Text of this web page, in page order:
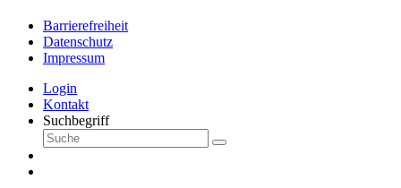
Barrierefreiheit
Datenschutz
Impressum
Login
Kontakt
Suchbegriff